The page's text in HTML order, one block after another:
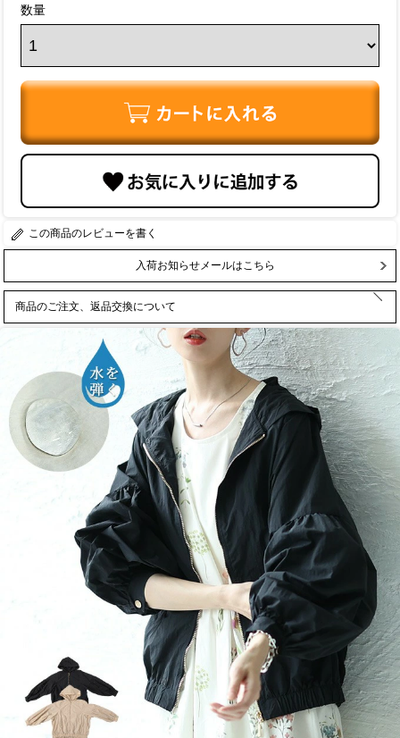
数量
レビューを書く
入荷お知らせメールはこちら
商品のご注文、返品交換について